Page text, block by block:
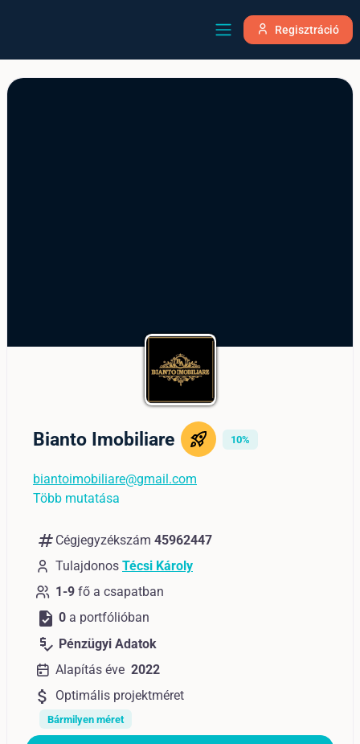
Regisztráció
Bianto Imobiliare 10%
biantoimobiliare@gmail.com
Több mutatása
numbers Cégjegyzékszám 45962447
Tulajdonos Técsi Károly
1-9 fő a csapatban
task 0 a portfólióban
price_check Pénzügyi Adatok
Alapítás éve 2022
attach_money Optimális projektméret
Bármilyen méret